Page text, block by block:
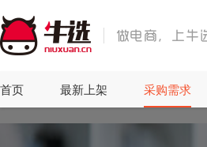
首页 最新上架 采购需求